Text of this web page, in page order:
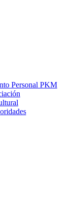
Personal PKM